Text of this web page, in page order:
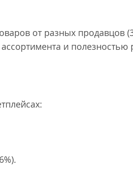
от разных продавцов
и полезностью